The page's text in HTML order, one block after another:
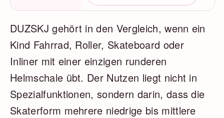
DUZSKJ gehört in den Vergleich, wenn ein
Kind Fahrrad, Roller, Skateboard oder
Inliner mit einer einzigen runderen
Helmschale übt. Der Nutzen liegt nicht in
Spezialfunktionen, sondern darin, dass die
Skaterform mehrere niedrige bis mittlere